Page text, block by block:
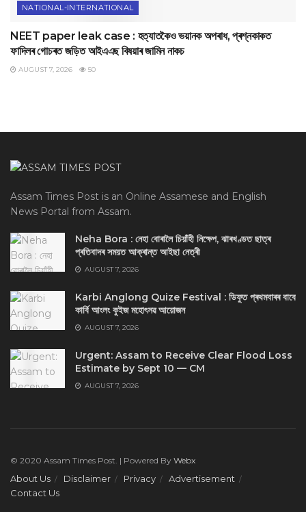
NATIONAL-INTERNATIONAL
NEET paper leak case : হত্যাতকৈও ভয়ানক অপৰাধ, প্ৰশ্নকাকত
ফাদিলৰ গোচৰত জড়িত আইএএছ বিষয়াৰ জামিন নাকচ
AUGUST 7, 2026 50
Assam Times Post is an Online Assamese and English
News Portal from Assam.
Neha Bora : নেহা বোৰালৈ চিয়াঁহী নিক্ষেপ, ঝাৰখণ্ডত ছাত্ৰ
প্ৰতিবাদৰ সময়ত আক্ৰান্ত আইছা নেত্ৰী
AUGUST 7, 2026
Karbi Anglong Quize Festival : ডিফুত প্ৰথমবাৰৰ বাবে
কাৰ্বি আংলং কুইজ মহোৎসৱ আয়োজন
AUGUST 7, 2026
Urgent: Assam to Receive Clear Flood Loss
Estimate by Sept 10 — CM
AUGUST 7, 2026
© 2020 Assam Times Post. | Powered By Webx
About Us Disclaimer Privacy
Advertisement
Contact Us